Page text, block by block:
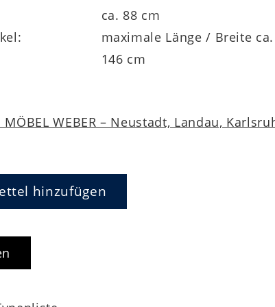
ca. 88 cm
maximale Länge / Breite ca.
146 cm
WEBER – Neustadt, Landau,
hinzufügen